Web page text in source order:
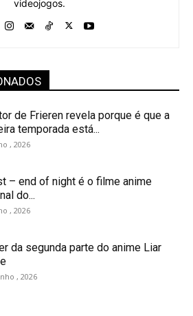
videojogos.
de Frieren revela porque é que a
temporada está...
, 2026
– end of night é o filme anime
do...
, 2026
da segunda parte do anime Liar
, 2026